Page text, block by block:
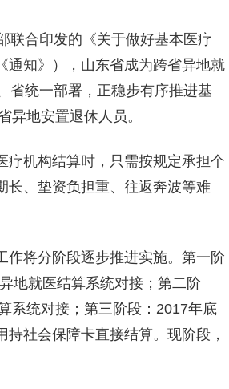
联合印发的《关于做好基本医疗
通知》），山东省成为跨省异地就
省统一部署，正稳步有序推进基
地安置退休人员。
疗机构结算时，只需按规定承担个
长、垫资负担重、往返奔波等难
作将分阶段逐步推进实施。第一阶
地就医结算系统对接；第二阶
系统对接；第三阶段：2017年底
社会保障卡直接结算。现阶段，